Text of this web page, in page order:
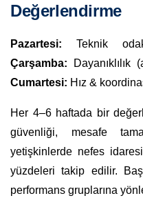
Değerlendirme
Pazartesi: Teknik
Çarşamba:
Cumartesi: Hız &
Her 4–6 haftada bir
güvenliği, mesafe
yetişkinlerde nefes
yüzdeleri takip edilir.
performans gruplarına